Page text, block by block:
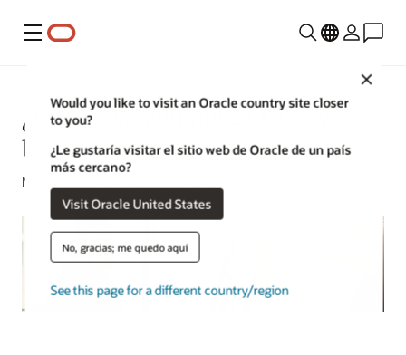
Menú
Would you like to visit an Oracle country site closer
to you?
¿Le gustaría visitar el sitio web de Oracle de un país
más cercano?
Visit Oracle United States
No, gracias; me quedo aquí
See this page for a different country/region
¿Qué es la multinube? Usos y
beneficios
Michael Chen, redactor sénior | 20 de febrero de 2025